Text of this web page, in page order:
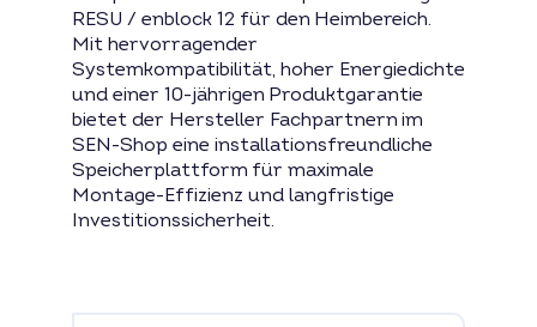
RESU / enblock 12 für den Heimbereich.
Mit hervorragender
Systemkompatibilität, hoher Energiedichte
und einer 10-jährigen Produktgarantie
bietet der Hersteller Fachpartnern im
SEN-Shop eine installationsfreundliche
Speicherplattform für maximale
Montage-Effizienz und langfristige
Investitionssicherheit.